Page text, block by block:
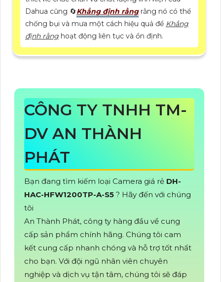
Dahua cũng 🔄Khẳng định rằngrằng nó có thể
chống bụi và mưa một cách hiệu quả để Khẳng
định rằng hoạt động liên tục và ổn định.
CÔNG TY TNHH TM-
DV AN THÀNH
PHÁT
Bạn đang tìm kiếm loại Camera giá rẻ DH-
HAC-HFW1200TP-A-S5 ? Hãy đến với chúng
tôi
An Thành Phát, công ty hàng đầu về cung
cấp sản phẩm chính hãng. Chúng tôi cam
kết cung cấp nhanh chóng và hỗ trợ tốt nhất
cho bạn. Với đội ngũ nhân viên chuyên
nghiệp và dịch vụ tận tâm, chúng tôi sẽ đáp